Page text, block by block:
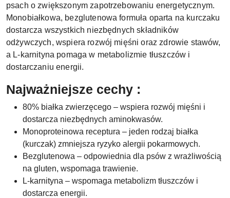
psach o zwiększonym zapotrzebowaniu energetycznym.
Monobiałkowa, bezglutenowa formuła oparta na kurczaku
dostarcza wszystkich niezbędnych składników
odżywczych, wspiera rozwój mięśni oraz zdrowie stawów,
a L-karnityna pomaga w metabolizmie tłuszczów i
dostarczaniu energii.
Najważniejsze cechy :
80% białka zwierzęcego – wspiera rozwój mięśni i
dostarcza niezbędnych aminokwasów.
Monoproteinowa receptura – jeden rodzaj białka
(kurczak) zmniejsza ryzyko alergii pokarmowych.
Bezglutenowa – odpowiednia dla psów z wrażliwością
na gluten, wspomaga trawienie.
L-karnityna – wspomaga metabolizm tłuszczów i
dostarcza energii.